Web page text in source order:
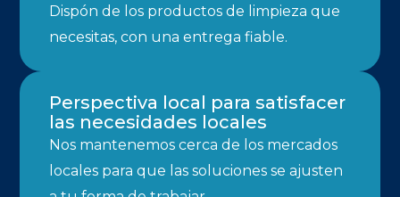
Dispón de los productos de limpieza que
necesitas, con una entrega fiable.
Perspectiva local para satisfacer
las necesidades locales
Nos mantenemos cerca de los mercados
locales para que las soluciones se ajusten